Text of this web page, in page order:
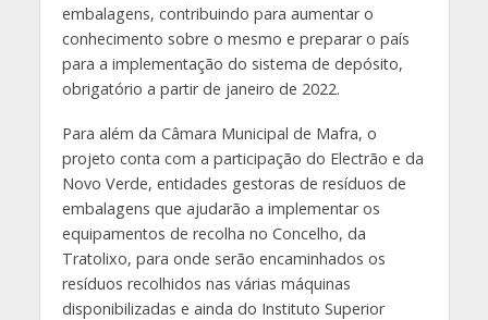
embalagens, contribuindo para aumentar o
conhecimento sobre o mesmo e preparar o país
para a implementação do sistema de depósito,
obrigatório a partir de janeiro de 2022.
Para além da Câmara Municipal de Mafra, o
projeto conta com a participação do Electrão e da
Novo Verde, entidades gestoras de resíduos de
embalagens que ajudarão a implementar os
equipamentos de recolha no Concelho, da
Tratolixo, para onde serão encaminhados os
resíduos recolhidos nas várias máquinas
disponibilizadas e ainda do Instituto Superior